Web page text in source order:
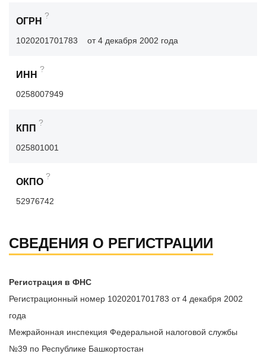
ОГРН
?
1020201701783 от 4 декабря 2002 года
ИНН
?
0258007949
КПП
?
025801001
ОКПО
?
52976742
СВЕДЕНИЯ О РЕГИСТРАЦИИ
Регистрация в ФНС
Регистрационный номер 1020201701783 от 4 декабря 2002
года
Межрайонная инспекция Федеральной налоговой службы
№39 по Республике Башкортостан